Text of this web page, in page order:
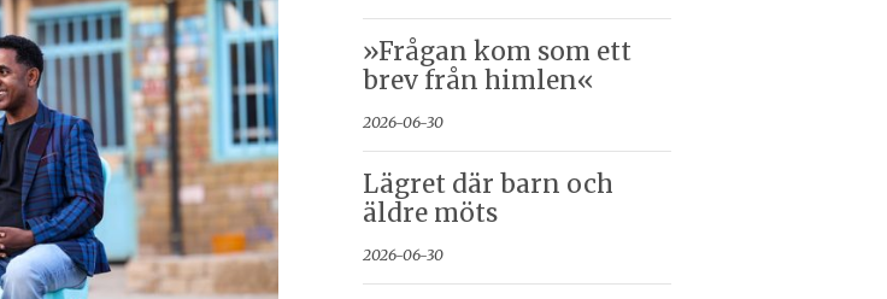
»Frågan kom som ett
brev från himlen«
2026-06-30
Lägret där barn och
äldre möts
2026-06-30